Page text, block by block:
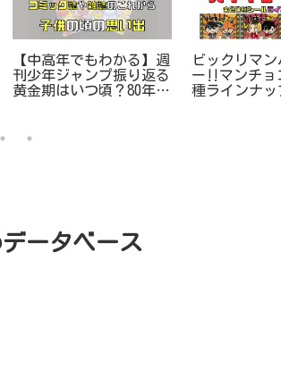
【中高年でもわかる】週
刊少年ジャンプ振り返る
黄金期はいつ頃？80年代
ビックリマン
ー‼マンチョ
種ラインナッ
ータベース